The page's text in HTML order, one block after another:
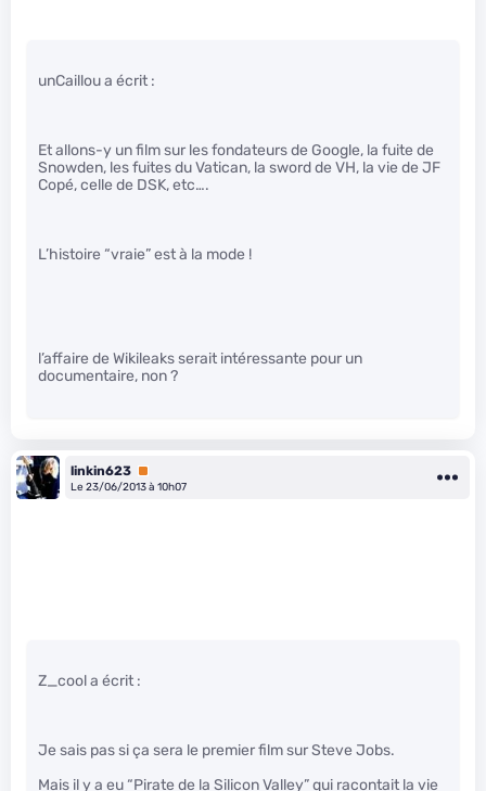
unCaillou a écrit :
Et allons-y un film sur les fondateurs de Google, la fuite de
Snowden, les fuites du Vatican, la sword de VH, la vie de JF
Copé, celle de DSK, etc….
L’histoire “vraie” est à la mode !
l’affaire de Wikileaks serait intéressante pour un
documentaire, non ?
linkin623 Premium
Le 23/06/2013 à 10h07
Z_cool a écrit :
Je sais pas si ça sera le premier film sur Steve Jobs.
Mais il y a eu “Pirate de la Silicon Valley” qui racontait la vie